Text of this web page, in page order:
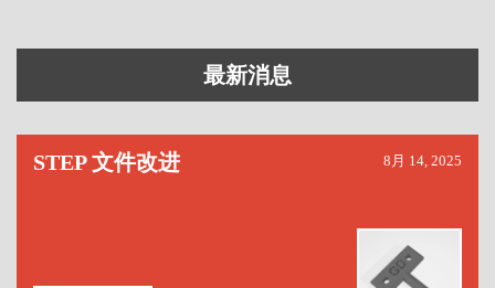
最新消息
STEP 文件改进 8月 14, 2025